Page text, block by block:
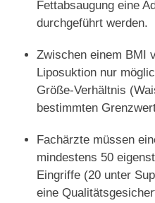
Fettabsaugung eine
durchgeführt werden.
Zwischen einem BMI
Liposuktion nur
Größe-Verhältnis
bestimmten
Fachärzte müssen
mindestens 50
Eingriffe (20 unter
eine